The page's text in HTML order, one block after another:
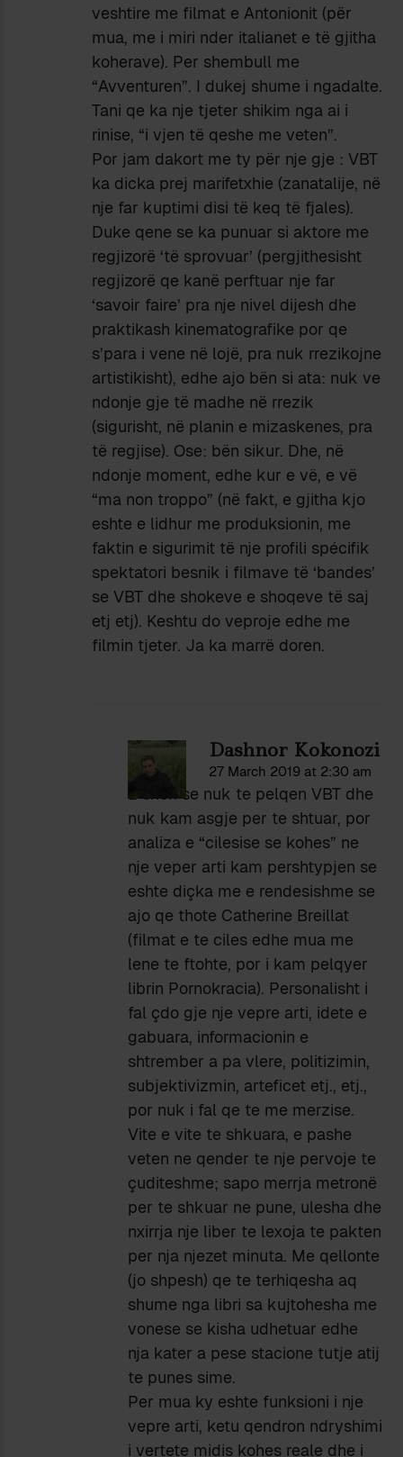
veshtire me filmat e Antonionit (për
mua, me i miri nder italianet e të gjitha
koherave). Per shembull me
“Avventuren”. I dukej shume i ngadalte.
Tani qe ka nje tjeter shikim nga ai i
rinise, “i vjen të qeshe me veten”.
Por jam dakort me ty për nje gje : VBT
ka dicka prej marifetxhie (zanatalije, në
nje far kuptimi disi të keq të fjales).
Duke qene se ka punuar si aktore me
regjizorë ‘të sprovuar’ (pergjithesisht
regjizorë qe kanë perftuar nje far
‘savoir faire’ pra nje nivel dijesh dhe
praktikash kinematografike por qe
s’para i vene në lojë, pra nuk rrezikojne
artistikisht), edhe ajo bën si ata: nuk ve
ndonje gje të madhe në rrezik
(sigurisht, në planin e mizaskenes, pra
të regjise). Ose: bën sikur. Dhe, në
ndonje moment, edhe kur e vë, e vë
“ma non troppo” (në fakt, e gjitha kjo
eshte e lidhur me produksionin, me
faktin e sigurimit të nje profili spécifik
spektatori besnik i filmave të ‘bandes’
se VBT dhe shokeve e shoqeve të saj
etj etj). Keshtu do veproje edhe me
filmin tjeter. Ja ka marrë doren.
Dashnor Kokonozi
27 March 2019 at 2:30 am
E shoh se nuk te pelqen VBT dhe
nuk kam asgje per te shtuar, por
analiza e “cilesise se kohes” ne
nje veper arti kam pershtypjen se
eshte diçka me e rendesishme se
ajo qe thote Catherine Breillat
(filmat e te ciles edhe mua me
lene te ftohte, por i kam pelqyer
librin Pornokracia). Personalisht i
fal çdo gje nje vepre arti, idete e
gabuara, informacionin e
shtrember a pa vlere, politizimin,
subjektivizmin, arteficet etj., etj.,
por nuk i fal qe te me merzise.
Vite e vite te shkuara, e pashe
veten ne qender te nje pervoje te
çuditeshme; sapo merrja metronë
per te shkuar ne pune, ulesha dhe
nxirrja nje liber te lexoja te pakten
per nja njezet minuta. Me qellonte
(jo shpesh) qe te terhiqesha aq
shume nga libri sa kujtohesha me
vonese se kisha udhetuar edhe
nja kater a pese stacione tutje atij
te punes sime.
Per mua ky eshte funksioni i nje
vepre arti, ketu qendron ndryshimi
i vertete midis kohes reale dhe i